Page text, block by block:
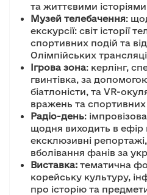
та життєвими історіями
Музей телебачення:
екскурсії: світ історії
спортивних подій та
Олімпійських
Ігрова зона: керлінг,
гвинтівка, за
біатлоністи, та VR-
вражень та
Радіо-день:
щодня виходить в ефір
ексклюзивні
вболівання фанів за
Виставка: тематична
корейську культуру,
про історію та